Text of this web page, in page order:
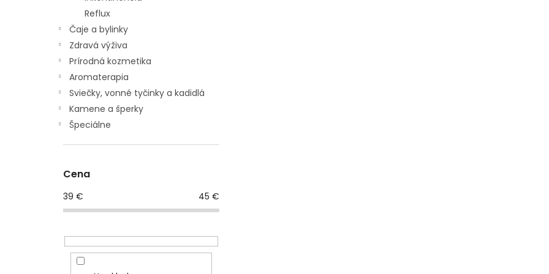
Reflux
Čaje a bylinky
Zdravá výživa
Prírodná kozmetika
Aromaterapia
Sviečky, vonné tyčinky a kadidlá
Kamene a šperky
Špeciálne
Cena
39 € 45 €